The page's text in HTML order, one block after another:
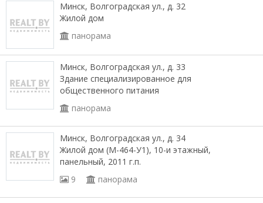
Минск, Волгоградская ул., д. 32
Жилой дом
панорама
Минск, Волгоградская ул., д. 33
Здание специализированное для
общественного питания
панорама
Минск, Волгоградская ул., д. 34
Жилой дом (М-464-У1), 10-и этажный,
панельный, 2011 г.п.
9
панорама